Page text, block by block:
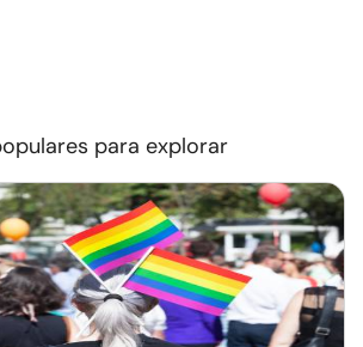
para explorar